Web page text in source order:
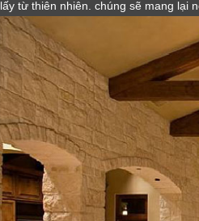
lấy từ thiên nhiên. chúng sẽ mang lại